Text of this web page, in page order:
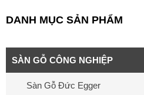
DANH MỤC SẢN PHẨM
SÀN GỖ CÔNG NGHIỆP
Sàn Gỗ Đức Egger